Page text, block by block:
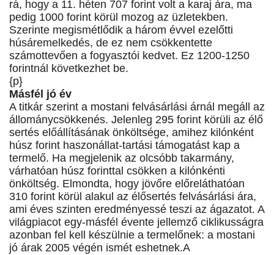
rá, hogy a 11. héten 707 forint volt a karaj ára, ma
pedig 1000 forint körül mozog az üzletekben.
Szerinte megismétlődik a három évvel ezelőtti
húsáremelkedés, de ez nem csökkentette
számottevően a fogyasztói kedvet. Ez 1200-1250
forintnál következhet be.
{p}
Másfél jó év
A titkár szerint a mostani felvásárlási árnál megáll az
állománycsökkenés. Jelenleg 295 forint körüli az élő
sertés előállításának önköltsége, amihez kilónként
húsz forint haszonállat-tartási támogatást kap a
termelő. Ha megjelenik az olcsóbb takarmány,
várhatóan húsz forinttal csökken a kilónkénti
önköltség. Elmondta, hogy jövőre előreláthatóan
310 forint körül alakul az élősertés felvásárlási ára,
ami éves szinten eredményessé teszi az ágazatot. A
világpiacot egy-másfél évente jellemző ciklikusságra
azonban fel kell készülnie a termelőnek: a mostani
jó árak 2005 végén ismét eshetnek.A